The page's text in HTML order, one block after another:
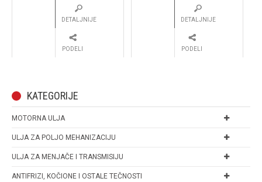
DETALJNIJE
PODELI
DETALJNIJE
PODELI
KATEGORIJE
MOTORNA ULJA
ULJA ZA POLJO MEHANIZACIJU
ULJA ZA MENJAČE I TRANSMISIJU
ANTIFRIZI, KOČIONE I OSTALE TEČNOSTI